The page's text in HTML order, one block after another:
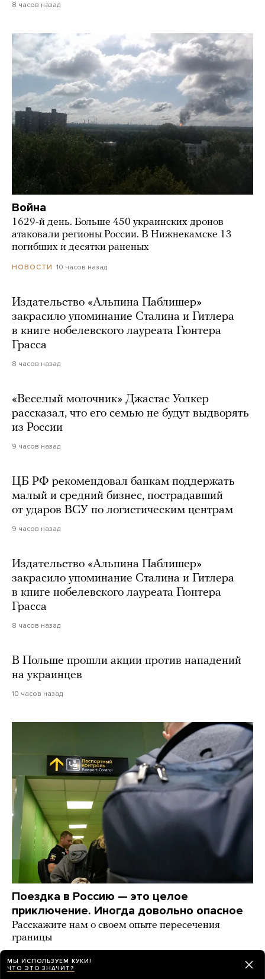
8 часов назад
Война
1629-й день. Больше 450 украинских дронов
атаковали регионы России. В Нижнекамске 13
погибших и десятки раненых
НОВОСТИ 10 часов назад
Издательство «Альпина Паблишер»
закрасило упоминание Сталина и Гитлера
в книге нобелевского лауреата Гюнтера
Грасса
8 часов назад
«Веселый молочник» Джастас Уолкер
рассказал, что его семью не будут выдворять
из России
9 часов назад
ЦБ РФ рекомендовал банкам поддержать
малый и средний бизнес, пострадавший
от ударов ВСУ по логистическим центрам
9 часов назад
Издательство «Альпина Паблишер»
закрасило упоминание Сталина и Гитлера
в книге нобелевского лауреата Гюнтера
Грасса
8 часов назад
В Польше прошли акции против нападений
на украинцев
10 часов назад
Поездка в Россию — это целое
приключение. Иногда довольно опасное
Расскажите нам о своем опыте пересечения
границы
ИСТОРИИ 14 часов назад
МЫ ИСПОЛЬЗУЕМ КУКИ!
ЧТО ЭТО ЗНАЧИТ?